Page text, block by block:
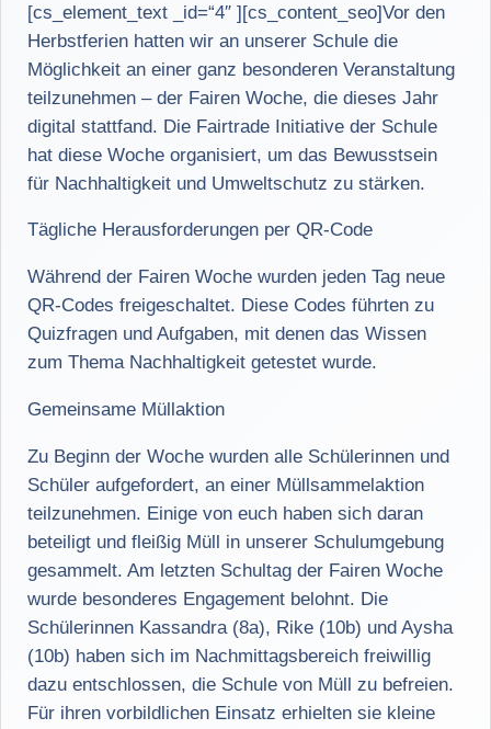
[cs_element_text _id=“4″ ][cs_content_seo]Vor den
Herbstferien hatten wir an unserer Schule die
Möglichkeit an einer ganz besonderen Veranstaltung
teilzunehmen – der Fairen Woche, die dieses Jahr
digital stattfand. Die Fairtrade Initiative der Schule
hat diese Woche organisiert, um das Bewusstsein
für Nachhaltigkeit und Umweltschutz zu stärken.
Tägliche Herausforderungen per QR-Code
Während der Fairen Woche wurden jeden Tag neue
QR-Codes freigeschaltet. Diese Codes führten zu
Quizfragen und Aufgaben, mit denen das Wissen
zum Thema Nachhaltigkeit getestet wurde.
Gemeinsame Müllaktion
Zu Beginn der Woche wurden alle Schülerinnen und
Schüler aufgefordert, an einer Müllsammelaktion
teilzunehmen. Einige von euch haben sich daran
beteiligt und fleißig Müll in unserer Schulumgebung
gesammelt. Am letzten Schultag der Fairen Woche
wurde besonderes Engagement belohnt. Die
Schülerinnen Kassandra (8a), Rike (10b) und Aysha
(10b) haben sich im Nachmittagsbereich freiwillig
dazu entschlossen, die Schule von Müll zu befreien.
Für ihren vorbildlichen Einsatz erhielten sie kleine